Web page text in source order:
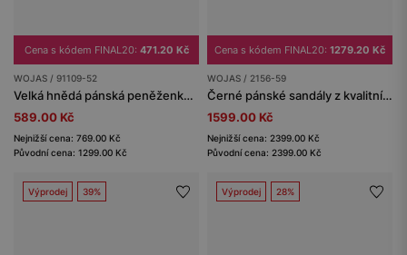
Cena s kódem FINAL20: 471.20 Kč
WOJAS / 91109-52
Velká hnědá pánská peněženka z reliéfní kůže
589.00 Kč
Nejnižší cena: 769.00 Kč
Původní cena: 1299.00 Kč
Cena s kódem FINAL20: 1279.20 Kč
WOJAS / 2156-59
Černé pánské sandály z kvalitní hladké kůže
1599.00 Kč
Nejnižší cena: 2399.00 Kč
Původní cena: 2399.00 Kč
Výprodej 39% Výprodej 28%